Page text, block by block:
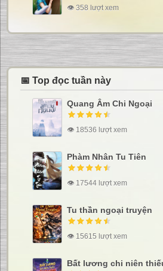
👁 358 lượt xem
📅 Top đọc tuần này
Quang Âm Chi Ngoại
👁 18536 lượt xem
Phàm Nhân Tu Tiên
👁 17544 lượt xem
Tu thần ngoại truyện
👁 15615 lượt xem
Bất lương chi niên